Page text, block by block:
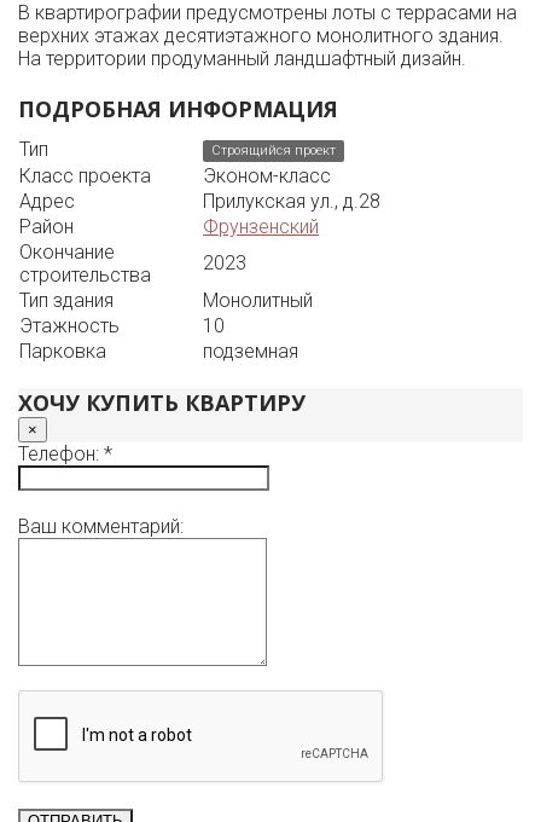
В квартирографии предусмотрены лоты с террасами на
верхних этажах десятиэтажного монолитного здания.
На территории продуманный ландшафтный дизайн.
ПОДРОБНАЯ ИНФОРМАЦИЯ
Тип Строящийся проект
Класс проекта
Эконом-класс
Адрес
Прилукская ул., д.28
Район
Фрунзенский
Окончание
строительства
2023
Тип здания
Монолитный
Этажность
10
Парковка
подземная
ХОЧУ КУПИТЬ КВАРТИРУ
×
Телефон: *
Ваш комментарий: